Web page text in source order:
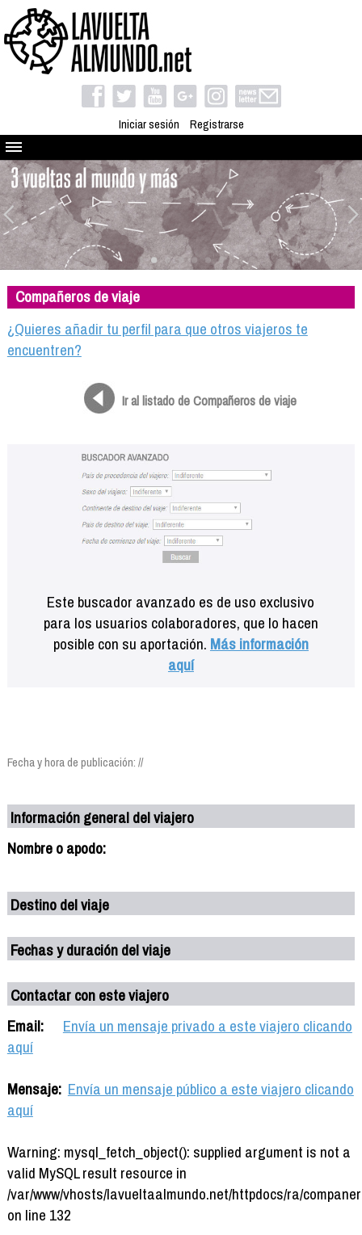
Iniciar sesión Registrarse
Quienes somos
El proyecto
Blog
Viaja con nosotros
Camino solidario
Libros
Compañeros de viaje
Compañeros de viaje
¿Quieres añadir tu perfil para que otros viajeros te
encuentren?
Ir al listado de Compañeros de viaje
Este buscador avanzado es de uso exclusivo
para los usuarios colaboradores, que lo hacen
posible con su aportación. Más información
aquí
Fecha y hora de publicación: //
Información general del viajero
Nombre o apodo:
Destino del viaje
Fechas y duración del viaje
Contactar con este viajero
Email:
Envía un mensaje privado a este viajero clicando
aquí
Mensaje: Envía un mensaje público a este viajero clicando
aquí
Warning: mysql_fetch_object(): supplied argument is not a
valid MySQL result resource in
/var/www/vhosts/lavueltaalmundo.net/httpdocs/ra/
on line 132